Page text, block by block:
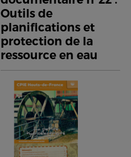
Outils de
planifications et
protection de la
ressource en eau